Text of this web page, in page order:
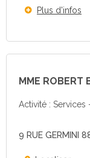
Plus d'infos
MME ROBERT
Activité :
9 RUE GERMINI